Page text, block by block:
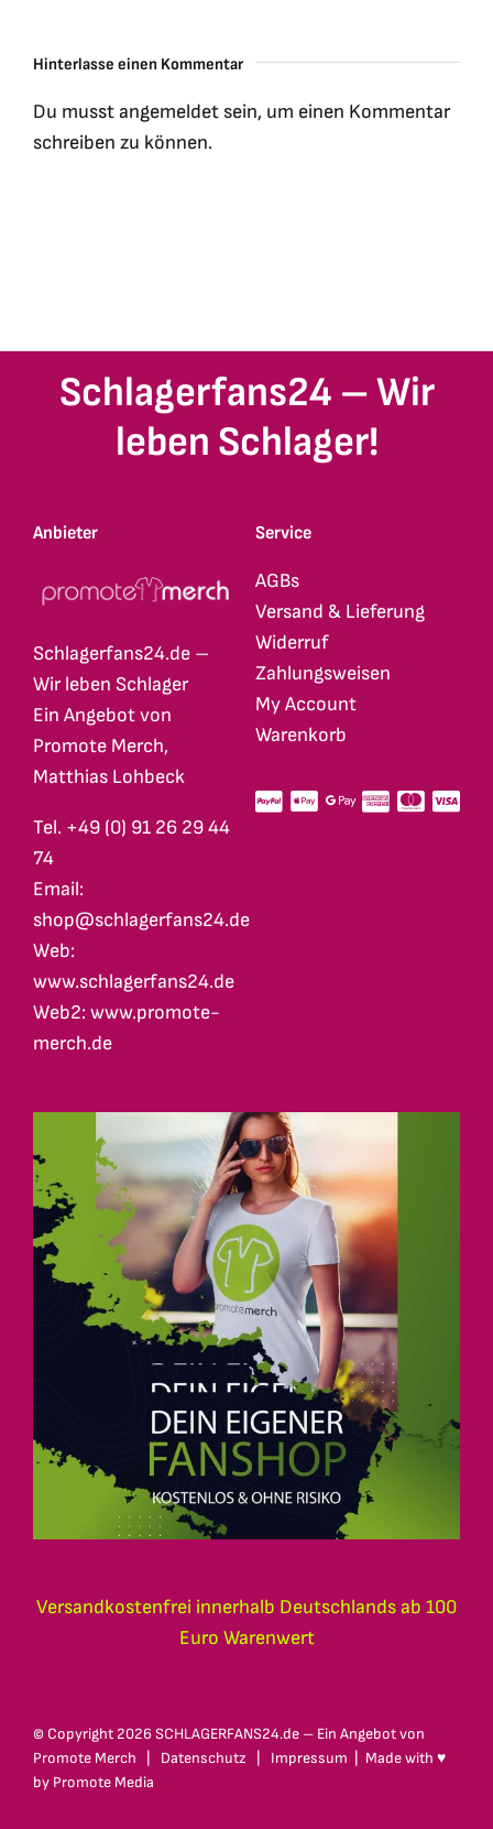
Hinterlasse einen Kommentar
Du musstangemeldet sein, um einen Kommentar
schreiben zu können.
Schlagerfans24 – Wir
leben Schlager!
Anbieter
Schlagerfans24.de –
Wir leben Schlager
Ein Angebot von
Promote Merch,
Matthias Lohbeck
Tel. +49 (0) 91 26 29 44
74
Email:
shop@schlagerfans24.de
Web:
www.schlagerfans24.de
Web2: www.promote-
merch.de
Service
AGBs
Versand & Lieferung
Widerruf
Zahlungsweisen
My Account
Warenkorb
Versandkostenfrei innerhalb Deutschlands ab 100
Euro Warenwert
© Copyright 2026 SCHLAGERFANS24.de – Ein Angebot von
Promote Merch
Datenschutz Impressum | Made with ♥
by Promote Media